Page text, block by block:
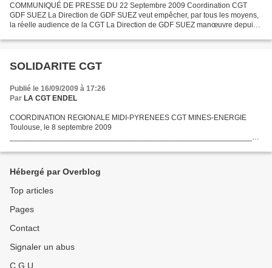
COMMUNIQUÉ DE PRESSE DU 22 Septembre 2009 Coordination CGT
GDF SUEZ La Direction de GDF SUEZ veut empêcher, par tous les moyens,
la réelle audience de la CGT La Direction de GDF SUEZ manœuvre depuis
SOLIDARITE CGT
Publié le 16/09/2009 à 17:26
Par LA CGT ENDEL
COORDINATION REGIONALE MIDI-PYRENEES CGT MINES-ENERGIE
Toulouse, le 8 septembre 2009
___________________________________________________________
! Disons-lui STOP dans toutes les industries...
Hébergé par Overblog
Top articles
Pages
Contact
Signaler un abus
C.G.U.